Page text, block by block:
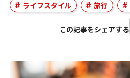
ライフスタイル 旅行